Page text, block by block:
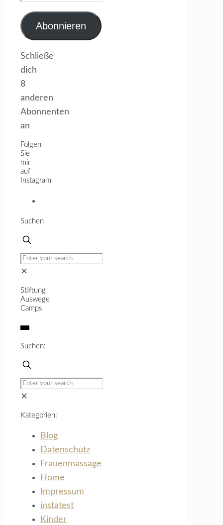
AdresseAbonnieren
Schließe
dich
8
anderen
Abonnenten
an
Folgen
Sie
mir
auf
Instagram
Instagram
Suchen
✕
Stiftung
Auswege
Camps
Suchen:
✕
Kategorien:
Blog
Datenschutz
Frauenmassage
Home
Impressum
instatest
Kinder